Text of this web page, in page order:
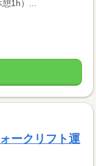
1h）...
ークリフト運